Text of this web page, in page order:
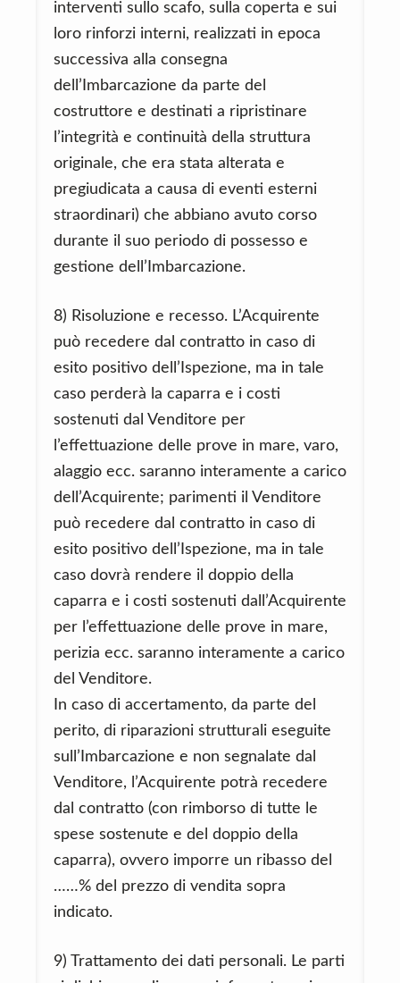
interventi sullo scafo, sulla coperta e sui
loro rinforzi interni, realizzati in epoca
successiva alla consegna
dell’Imbarcazione da parte del
costruttore e destinati a ripristinare
l’integrità e continuità della struttura
originale, che era stata alterata e
pregiudicata a causa di eventi esterni
straordinari) che abbiano avuto corso
durante il suo periodo di possesso e
gestione dell’Imbarcazione.
8) Risoluzione e recesso. L’Acquirente
può recedere dal contratto in caso di
esito positivo dell’Ispezione, ma in tale
caso perderà la caparra e i costi
sostenuti dal Venditore per
l’effettuazione delle prove in mare, varo,
alaggio ecc. saranno interamente a carico
dell’Acquirente; parimenti il Venditore
può recedere dal contratto in caso di
esito positivo dell’Ispezione, ma in tale
caso dovrà rendere il doppio della
caparra e i costi sostenuti dall’Acquirente
per l’effettuazione delle prove in mare,
perizia ecc. saranno interamente a carico
del Venditore.
In caso di accertamento, da parte del
perito, di riparazioni strutturali eseguite
sull’Imbarcazione e non segnalate dal
Venditore, l’Acquirente potrà recedere
dal contratto (con rimborso di tutte le
spese sostenute e del doppio della
caparra), ovvero imporre un ribasso del
……% del prezzo di vendita sopra
indicato.
9) Trattamento dei dati personali. Le parti